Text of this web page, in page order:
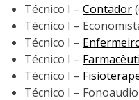
Técnico I – Contador
Técnico I –
Técnico I –
Técnico I –
Técnico I –
Técnico I –